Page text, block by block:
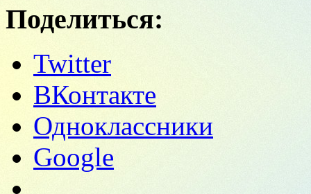
Поделиться:
Twitter
ВКонтакте
Одноклассники
Google